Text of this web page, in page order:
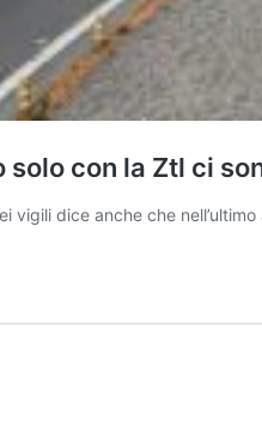
solo con la Ztl ci
vigili dice anche che